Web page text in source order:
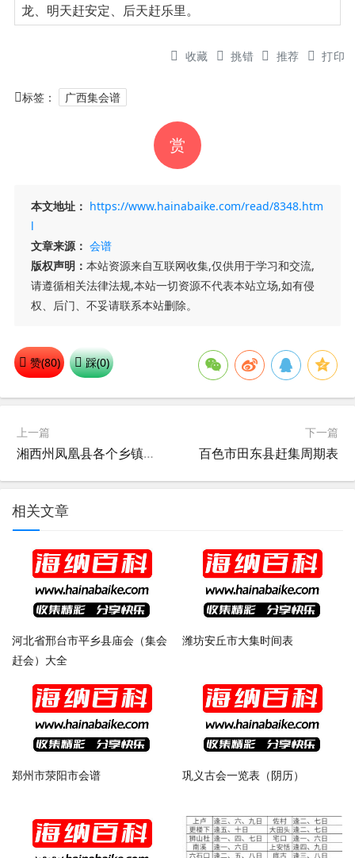
龙、明天赶安定、后天赶乐里。
收藏 挑错 推荐 打印
标签： 广西集会谱
赏
本文地址： https://www.hainabaike.com/read/8348.htm
l
文章来源： 会谱
版权声明： 本站资源来自互联网收集,仅供用于学习和交流,
请遵循相关法律法规,本站一切资源不代表本站立场,如有侵
权、后门、不妥请联系本站删除。
赞(80) 踩(0)
上一篇
湘西州凤凰县各个乡镇最新赶集时间表
下一篇
百色市田东县赶集周期表
相关文章
河北省邢台市平乡县庙会（集会
赶会）大全
潍坊安丘市大集时间表
郑州市荥阳市会谱 巩义古会一览表（阴历）